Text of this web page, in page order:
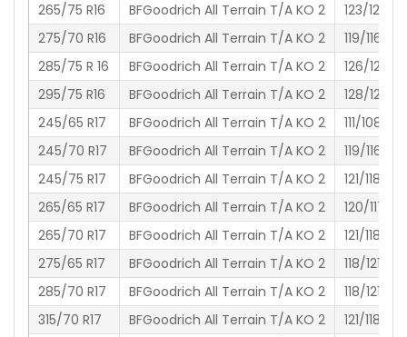
265/75 R16
BFGoodrich All Terrain T/A KO 2
123/120 R
275/70 R16
BFGoodrich All Terrain T/A KO 2
119/116 S
285/75 R 16
BFGoodrich All Terrain T/A KO 2
126/123 R
295/75 R16
BFGoodrich All Terrain T/A KO 2
128/125 R
245/65 R17
BFGoodrich All Terrain T/A KO 2
111/108 S
245/70 R17
BFGoodrich All Terrain T/A KO 2
119/116 S
245/75 R17
BFGoodrich All Terrain T/A KO 2
121/118 S
265/65 R17
BFGoodrich All Terrain T/A KO 2
120/117 S
265/70 R17
BFGoodrich All Terrain T/A KO 2
121/118 S
275/65 R17
BFGoodrich All Terrain T/A KO 2
118/121 S
285/70 R17
BFGoodrich All Terrain T/A KO 2
118/121 R
315/70 R17
BFGoodrich All Terrain T/A KO 2
121/118 S